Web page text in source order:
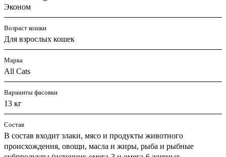
Эконом
Возраст кошки
Для взрослых кошек
Марка
All Cats
Варианты фасовки
13 кг
Состав
В состав входит злаки, мясо и продукты животного
происхождения, овощи, масла и жиры, рыба и рыбные